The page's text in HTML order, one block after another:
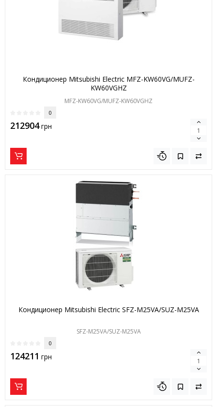
Кондиционер Mitsubishi Electric MFZ-KW60VG/MUFZ-
KW60VGHZ
MFZ-KW60VG/MUFZ-KW60VGHZ
0
212904грн
Кондиционер Mitsubishi Electric SFZ-M25VA/SUZ-M25VA
SFZ-M25VA/SUZ-M25VA
0
124211 грн